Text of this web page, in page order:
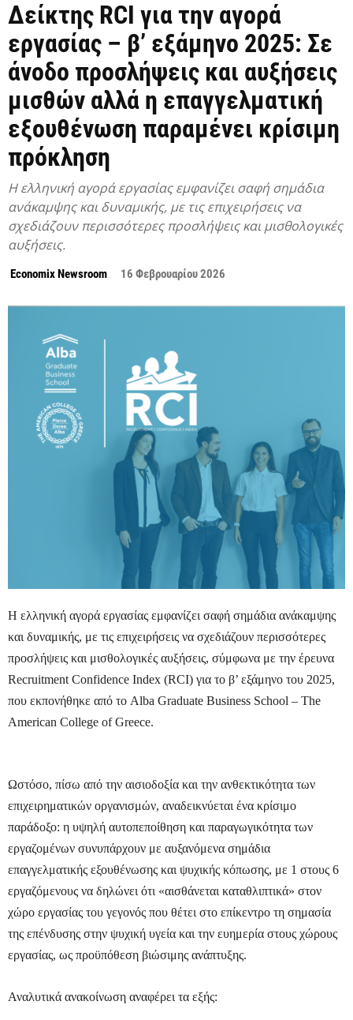
Δείκτης RCI για την αγορά
εργασίας – β’ εξάμηνο 2025: Σε
άνοδο προσλήψεις και αυξήσεις
μισθών αλλά η επαγγελματική
εξουθένωση παραμένει κρίσιμη
πρόκληση
Η ελληνική αγορά εργασίας εμφανίζει σαφή σημάδια
ανάκαμψης και δυναμικής, με τις επιχειρήσεις να
σχεδιάζουν περισσότερες προσλήψεις και μισθολογικές
αυξήσεις.
Economix Newsroom 16 Φεβρουαρίου 2026
Η ελληνική αγορά εργασίας εμφανίζει σαφή σημάδια ανάκαμψης
και δυναμικής, με τις επιχειρήσεις να σχεδιάζουν περισσότερες
προσλήψεις και μισθολογικές αυξήσεις, σύμφωνα με την έρευνα
Recruitment Confidence Index (RCI) για το β’ εξάμηνο του 2025,
που εκπονήθηκε από το Alba Graduate Business School – The
American College of Greece.
Ωστόσο, πίσω από την αισιοδοξία και την ανθεκτικότητα των
επιχειρηματικών οργανισμών, αναδεικνύεται ένα κρίσιμο
παράδοξο: η υψηλή αυτοπεποίθηση και παραγωγικότητα των
εργαζομένων συνυπάρχουν με αυξανόμενα σημάδια
επαγγελματικής εξουθένωσης και ψυχικής κόπωσης, με 1 στους 6
εργαζόμενους να δηλώνει ότι «αισθάνεται καταθλιπτικά» στον
χώρο εργασίας του γεγονός που θέτει στο επίκεντρο τη σημασία
της επένδυσης στην ψυχική υγεία και την ευημερία στους χώρους
εργασίας, ως προϋπόθεση βιώσιμης ανάπτυξης.
Αναλυτικά ανακοίνωση αναφέρει τα εξής: